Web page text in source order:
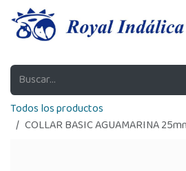
Ir al contenido
Todos los productos
COLLAR BASIC AGUAMARINA